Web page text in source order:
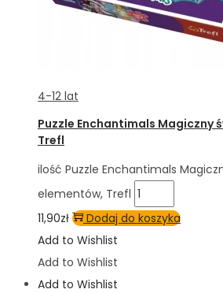
4-12 lat
Puzzle Enchantimals Magiczny
Trefl
ilość Puzzle Enchantimals
elementów, Trefl
11,90zł
Dodaj do koszyka
Add to Wishlist
Add to Wishlist
Add to Wishlist